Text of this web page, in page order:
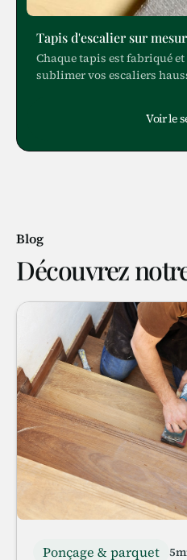
Tapis d'escalier sur
Chaque tapis est fabriqué
sublimer vos escaliers
Voir le
Blog
Découvrez
Ponçage & parquet 5